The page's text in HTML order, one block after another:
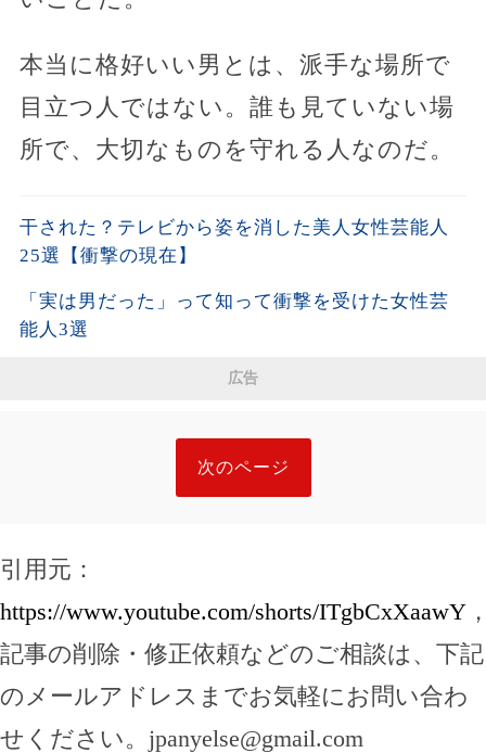
本当に格好いい男とは、派手な場所で
目立つ人ではない。誰も見ていない場
所で、大切なものを守れる人なのだ。
干された？テレビから姿を消した美人女性芸能人
25選【衝撃の現在】
「実は男だった」って知って衝撃を受けた女性芸
能人3選
広告
次のページ
引用元：
https://www.youtube.com/shorts/ITgbCxXaawY
記事の削除・修正依頼などのご相談は、下記
のメールアドレスまでお気軽にお問い合わ
せください。 jpanyelse@gmail.com